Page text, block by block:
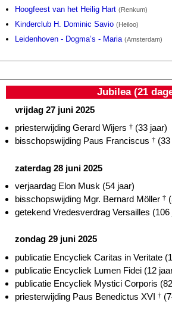
Hoogfeest van het Heilig Hart (Renkum)
Kinderclub H. Dominic Savio (Heiloo)
Leidenhoven - Dogma’s - Maria (Amsterdam)
Jubilea (21
vrijdag 27 juni 2025
priesterwijding Gerard Wijers † (33 jaar)
bisschopswijding Paus Franciscus †
zaterdag 28 juni 2025
verjaardag Elon Musk (54 jaar)
bisschopswijding Mgr. Bernard Möller †
getekend Vredesverdrag Versailles (106
zondag 29 juni 2025
publicatie Encycliek Caritas in Veritate
publicatie Encycliek Lumen Fidei (12
publicatie Encycliek Mystici Corporis
priesterwijding Paus Benedictus XVI †